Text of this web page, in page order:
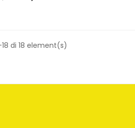
di 18 element(s)